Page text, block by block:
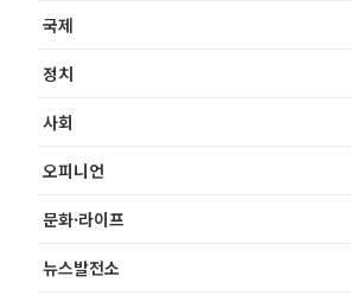
국제
정치
사회
오피니언
문화·라이프
뉴스발전소